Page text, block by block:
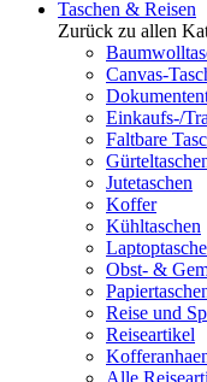
Taschen & Reisen
Zurück zu allen
Canvas-
Einkaufs-/
Faltbare
Jutetaschen
Koffer
Kühltaschen
Obst- &
Reise und
Reiseartikel
Alle